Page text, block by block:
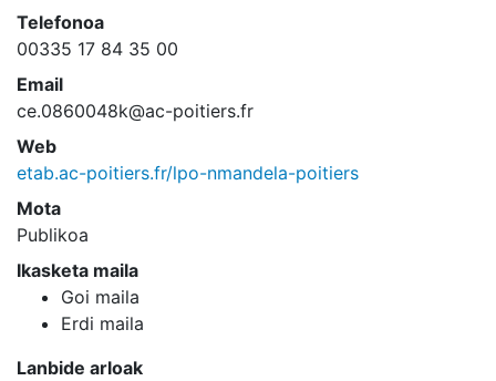
Telefonoa
00335 17 84 35 00
Email
ce.0860048k@ac-poitiers.fr
Web
etab.ac-poitiers.fr/lpo-nmandela-poitiers
Mota
Publikoa
Ikasketa maila
Goi maila
Erdi maila
Lanbide arloak